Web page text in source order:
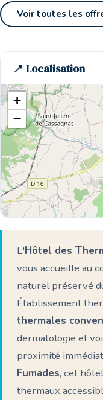
Voir toutes les
📍 Localisation
+
−
L'Hôtel des
vous accueille au
naturel préservé
Établissement
thermales
dermatologie et
proximité
Fumades, cet
thermaux